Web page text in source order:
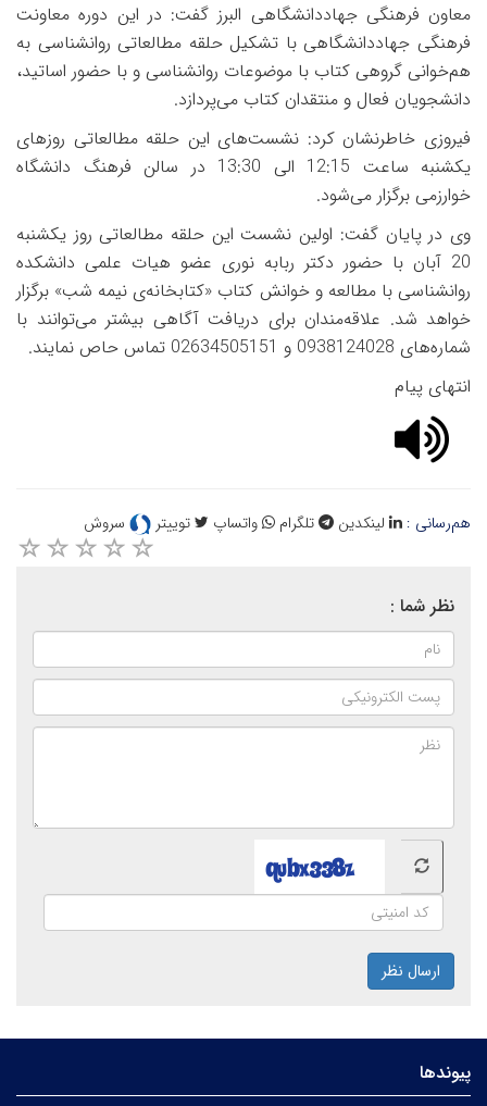
معاون فرهنگی جهاددانشگاهی البرز گفت: در این دوره معاونت
فرهنگی جهاددانشگاهی با تشکیل حلقه مطالعاتی روانشناسی به
هم‌خوانی گروهی کتاب با موضوعات روانشناسی و با حضور اساتید،
دانشجویان فعال و منتقدان کتاب می‌پردازد.
فیروزی خاطرنشان کرد: نشست‌های این حلقه مطالعاتی روزهای
یکشنبه ساعت 12:15 الی 13:30 در سالن فرهنگ دانشگاه
خوارزمی برگزار می‌شود.
وی در پایان گفت: اولین نشست این حلقه مطالعاتی روز یکشنبه
20 آبان با حضور دکتر ربابه نوری عضو هیات علمی دانشکده
روانشناسی با مطالعه و خوانش کتاب «کتابخانه‌ی نیمه شب» برگزار
خواهد شد. علاقه‌مندان برای دریافت آگاهی بیشتر می‌توانند با
شماره‌های 0938124028 و 02634505151 تماس حاص نمایند.
انتهای پیام
هم‌رسانی : لینکدین تلگرام واتساپ توییتر سروش
نظر شما :
ارسال نظر
پیوندها